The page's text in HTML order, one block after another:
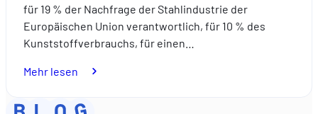
für 19 % der Nachfrage der Stahlindustrie der
Europäischen Union verantwortlich, für 10 % des
Kunststoffverbrauchs, für einen…
Mehr lesen
aus